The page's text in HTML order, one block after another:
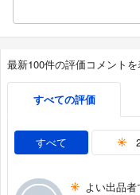
最新100件の評価コメント
すべての評価
すべて
よい出品者